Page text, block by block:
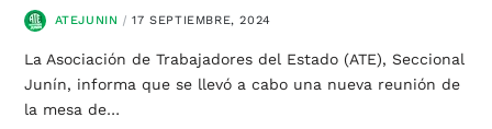
ATEJUNIN 17 SEPTIEMBRE, 2024
La Asociación de Trabajadores del Estado (ATE), Seccional
Junín, informa que se llevó a cabo una nueva reunión de
la mesa de…